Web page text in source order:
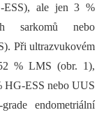
ESS), ale jen 3 %
sarkomů nebo
Při ultrazvukovém
% LMS (obr. 1),
HG-ESS nebo UUS
endometriální